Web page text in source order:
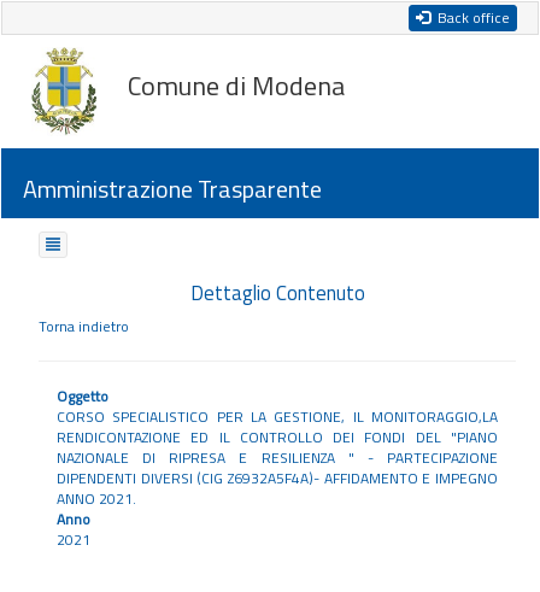
Back office
Comune di Modena
Amministrazione Trasparente
Dettaglio Contenuto
Torna indietro
Oggetto
CORSO SPECIALISTICO PER LA GESTIONE, IL MONITORAGGIO,LA
RENDICONTAZIONE ED IL CONTROLLO DEI FONDI DEL "PIANO
NAZIONALE DI RIPRESA E RESILIENZA " - PARTECIPAZIONE
DIPENDENTI DIVERSI (CIG Z6932A5F4A)- AFFIDAMENTO E IMPEGNO
ANNO 2021.
Anno
2021